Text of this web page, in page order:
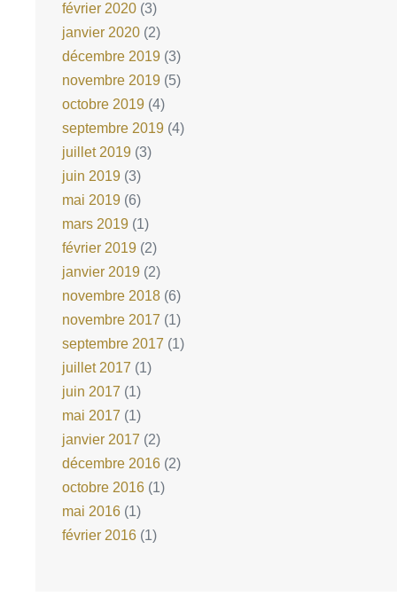
février 2020 (3)
janvier 2020 (2)
décembre 2019 (3)
novembre 2019 (5)
octobre 2019 (4)
septembre 2019 (4)
juillet 2019 (3)
juin 2019 (3)
mai 2019 (6)
mars 2019 (1)
février 2019 (2)
janvier 2019 (2)
novembre 2018 (6)
novembre 2017 (1)
septembre 2017 (1)
juillet 2017 (1)
juin 2017 (1)
mai 2017 (1)
janvier 2017 (2)
décembre 2016 (2)
octobre 2016 (1)
mai 2016 (1)
février 2016 (1)